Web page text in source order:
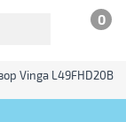
0
Vinga L49FHD20B